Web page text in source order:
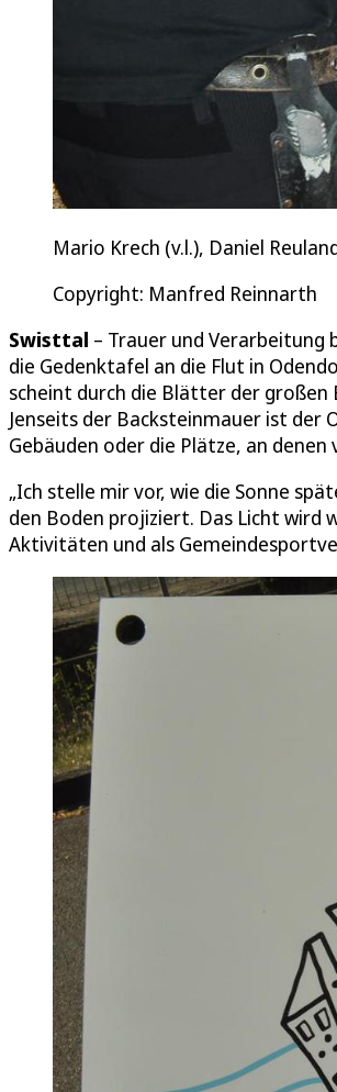
Mario Krech (v.l.), Daniel
Copyright: Manfred Reinnarth
Swisttal – Trauer und Verarbeitung
die Gedenktafel an die Flut in
scheint durch die Blätter der großen
Jenseits der Backsteinmauer ist der
Gebäuden oder die Plätze, an
„Ich stelle mir vor, wie die Sonne
den Boden projiziert. Das Licht wird
Aktivitäten und als